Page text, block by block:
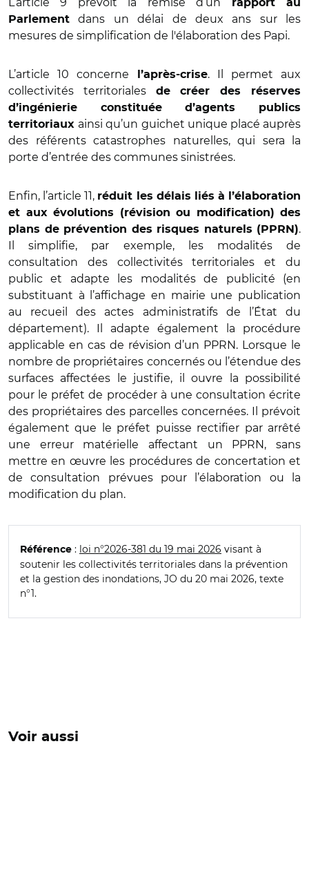
rapport au
Parlement dans un délai de deux ans sur les
mesures de simplification de l'élaboration des Papi.
L’article 10 concerne l’après-crise. Il permet aux
collectivités territoriales
de créer des réserves
d’ingénierie constituée d’agents publics
territoriaux ainsi qu’un guichet unique placé auprès
des référents catastrophes naturelles, qui sera la
porte d’entrée des communes sinistrées.
Enfin, l’article 11, réduit les délais liés à l’élaboration
et aux évolutions (révision ou modification) des
plans de prévention des risques naturels (PPRN).
Il simplifie, par exemple, les modalités de
consultation des collectivités territoriales et du
public et adapte les modalités de publicité (en
substituant à l’affichage en mairie une publication
au recueil des actes administratifs de l’État du
département). Il adapte également la procédure
applicable en cas de révision d’un PPRN. Lorsque le
nombre de propriétaires concernés ou l’étendue des
surfaces affectées le justifie, il ouvre la possibilité
pour le préfet de procéder à une consultation écrite
des propriétaires des parcelles concernées. Il prévoit
également que le préfet puisse rectifier par arrêté
une erreur matérielle affectant un PPRN, sans
mettre en œuvre les procédures de concertation et
de consultation prévues pour l’élaboration ou la
modification du plan.
Référence : loi n°2026-381 du 19 mai 2026 visant à
soutenir les collectivités territoriales dans la prévention
et la gestion des inondations, JO du 20 mai 2026, texte
n°1.
Voir aussi